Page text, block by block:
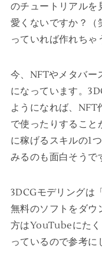
のチュートリアルを
愛くないですか？（
っていれば作れちゃ
今、NFTやメタバー
になっています。
ようになれば、NFT
で使ったりすること
に稼げるスキルの1
みるのも面白そうで
3DCGモデリングは
無料のソフトをダウ
方はYouTubeにた
っているので参考に